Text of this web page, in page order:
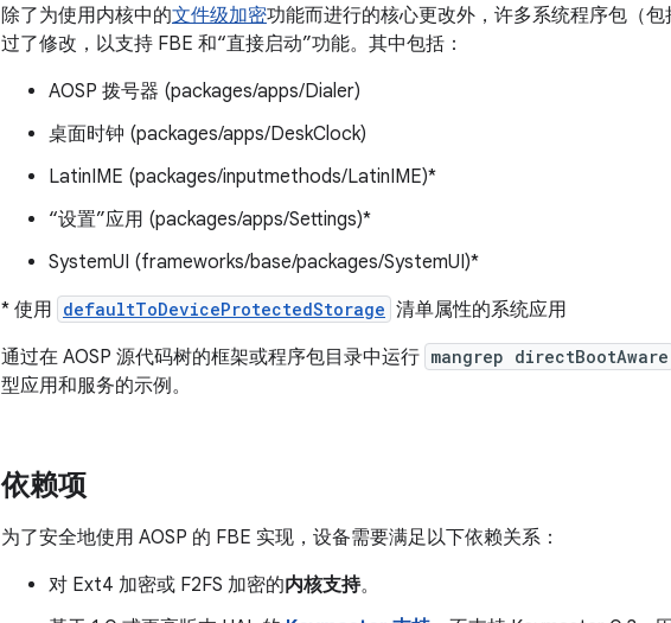
除了为使用内核中的文件级加密功能而进行的核心更改外，许多系统程序包（
过了修改，以支持 FBE 和“直接启动”功能。其中包括：
AOSP 拨号器 (packages/apps/Dialer)
桌面时钟 (packages/apps/DeskClock)
LatinIME (packages/inputmethods/LatinIME)*
“设置”应用 (packages/apps/Settings)*
SystemUI (frameworks/base/packages/SystemUI)*
* 使用 defaultToDeviceProtectedStorage 清单属性的系统应用
通过在 AOSP 源代码树的框架或程序包目录中运行 mangrep directBootAware
型应用和服务的示例。
依赖项
为了安全地使用 AOSP 的 FBE 实现，设备需要满足以下依赖关系：
对 Ext4 加密或 F2FS 加密的内核支持。